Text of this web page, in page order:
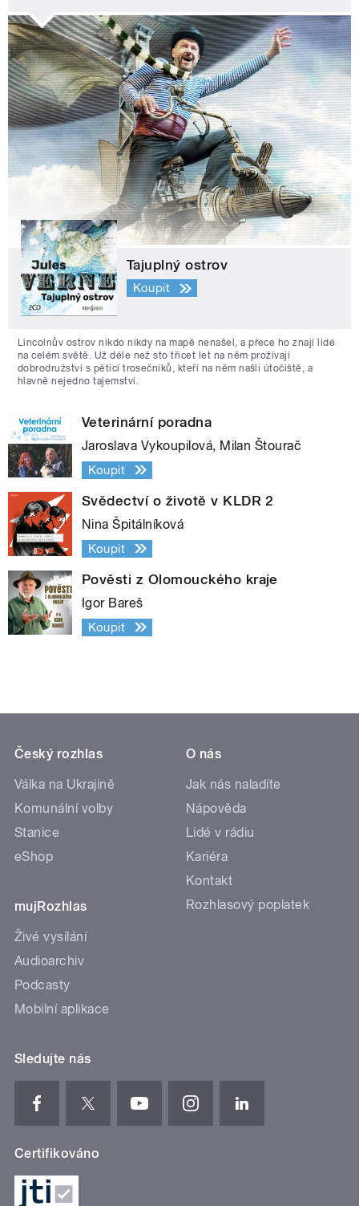
Tajuplný ostrov
Koupit
Lincolnův ostrov nikdo nikdy na mapě nenašel, a přece ho znají lidé
na celém světě. Už déle než sto třicet let na něm prožívají
dobrodružství s pěticí trosečníků, kteří na něm našli útočiště, a
hlavně nejedno tajemství.
Veterinární poradna
Jaroslava Vykoupilová, Milan Štourač
Koupit
Svědectví o životě v KLDR 2
Nina Špitálníková
Koupit
Pověsti z Olomouckého kraje
Igor Bareš
Koupit
Český rozhlas
Válka na Ukrajině
Komunální volby
Stanice
eShop
mujRozhlas
Živé vysílání
Audioarchiv
Podcasty
Mobilní aplikace
O nás
Jak nás naladíte
Nápověda
Lidé v rádiu
Kariéra
Kontakt
Rozhlasový poplatek
Sledujte nás
Certifikováno